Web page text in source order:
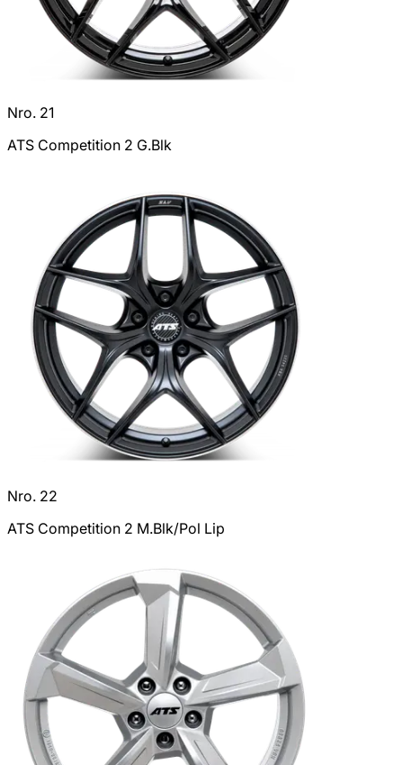
Nro. 21
ATS Competition 2 G.Blk
Nro. 22
ATS Competition 2 M.Blk/Pol Lip